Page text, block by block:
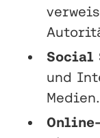
Social
und
Medien.